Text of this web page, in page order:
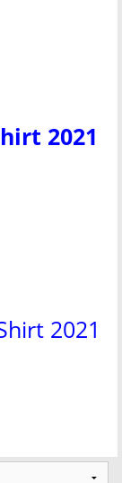
2021
2021